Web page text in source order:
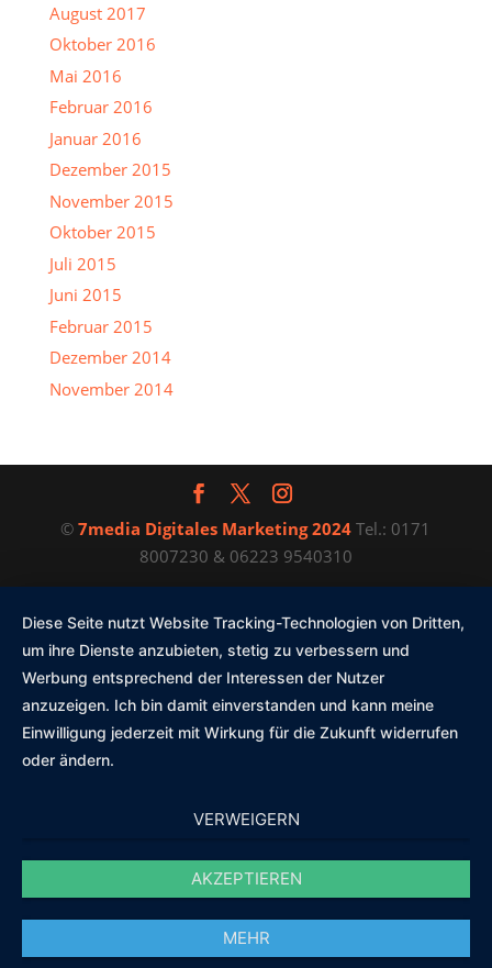
August 2017
Oktober 2016
Mai 2016
Februar 2016
Januar 2016
Dezember 2015
November 2015
Oktober 2015
Juli 2015
Juni 2015
Februar 2015
Dezember 2014
November 2014
©7media Digitales Marketing 2024 Tel.: 0171
8007230 & 06223 9540310
Diese Website nutzt Cookies und Plugins zur optimierten
Darstellung, z.B. von Schriften, für Nutzerfeedback und
Diese Seite nutzt Website Tracking-Technologien von Dritten,
um ihre Dienste anzubieten, stetig zu verbessern und
Werbung entsprechend der Interessen der Nutzer
anzuzeigen. Ich bin damit einverstanden und kann meine
Einwilligung jederzeit mit Wirkung für die Zukunft widerrufen
oder ändern.
VERWEIGERN
AKZEPTIEREN
MEHR